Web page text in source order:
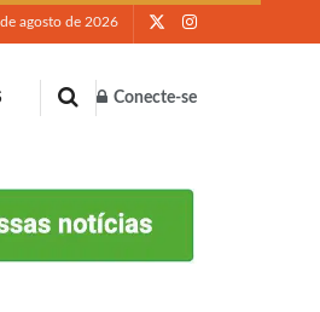
agosto de 2026
Conecte-se